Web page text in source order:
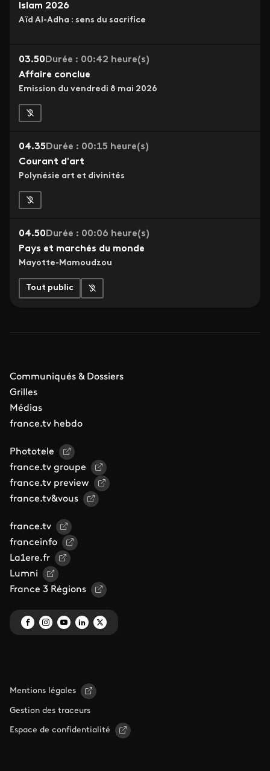
Islam 2026
Aïd Al-Adha : sens du sacrifice
03.50 Durée : 00:42 heure(s)
Affaire conclue
Emission du vendredi 8 mai 2026
04.35 Durée : 00:15 heure(s)
Courant d'art
Polynésie art et divinités
04.50 Durée : 00:06 heure(s)
Pays et marchés du monde
Mayotte-Mamoudzou
Tout public
Communiqués & Dossiers
Grilles
Médias
france.tv hebdo
Phototele
france.tv groupe
france.tv preview
france.tv&vous
france.tv
franceinfo
La1ere.fr
Lumni
France 3 Régions
Mentions légales
Gestion des traceurs
Espace de confidentialité